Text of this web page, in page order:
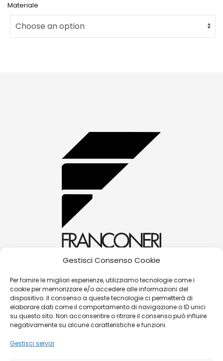
Gestisci Consenso Cookie
Per fornire le migliori esperienze, utilizziamo tecnologie come i
cookie per memorizzare e/o accedere alle informazioni del
dispositivo. Il consenso a queste tecnologie ci permetterà di
elaborare dati come il comportamento di navigazione o ID unici
su questo sito. Non acconsentire o ritirare il consenso può influire
negativamente su alcune caratteristiche e funzioni.
Gestisci servizi
Materiale
(+39) 0572 70087
Corso Matteotti, 31 - 51016 - Montecatini Terme
(PT)